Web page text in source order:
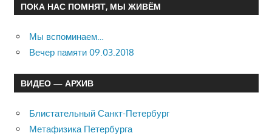
ПОКА НАС ПОМНЯТ, МЫ ЖИВЁМ
Мы вспоминаем…
Вечер памяти 09.03.2018
ВИДЕО — АРХИВ
Блистательный Санкт-Петербург
Метафизика Петербурга